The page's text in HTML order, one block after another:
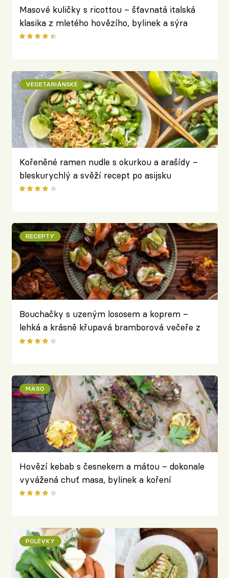
Masové kuličky s ricottou – šťavnatá italská
klasika z mletého hovězího, bylinek a sýra
VEGETARIÁNSKÉ
Kořeněné ramen nudle s okurkou a arašídy –
bleskurychlý a svěží recept po asijsku
RECEPTY
Bouchačky s uzeným lososem a koprem –
lehká a krásně křupavá bramborová večeře z
trouby
MASO
Hovězí kebab s česnekem a mátou – dokonale
vyvážená chuť masa, bylinek a koření
POLÉVKY